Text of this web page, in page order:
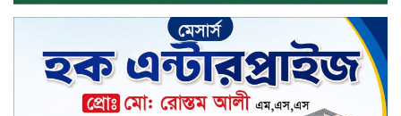
টাঙ্গাইলে জুলাই গণঅভ্যুত্থান দিবস
পালিত